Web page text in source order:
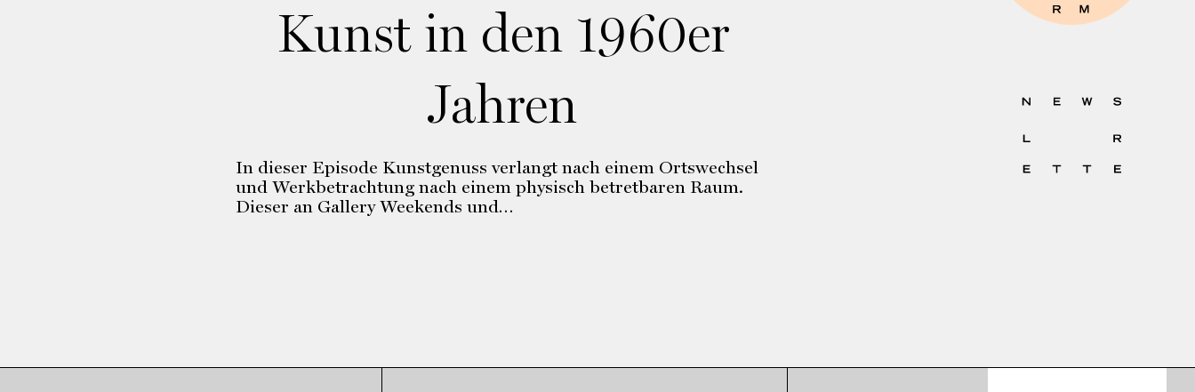
Kunst in den 1960er
Jahren
In dieser Episode Kunstgenuss verlangt nach einem Ortswechsel
und Werkbetrachtung nach einem physisch betretbaren Raum.
Dieser an Gallery Weekends und…